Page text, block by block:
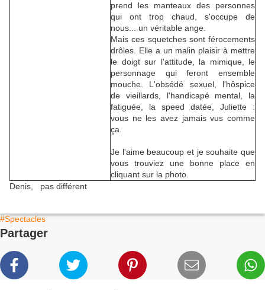
prend les manteaux des personnes
qui ont trop chaud, s'occupe de
nous... un véritable ange.
Mais ces squetches sont férocements
drôles. Elle a un malin plaisir à mettre
le doigt sur l'attitude, la mimique, le
personnage qui feront ensemble
mouche. L'obsédé sexuel, l'hôspice
de vieillards, l'handicapé mental, la
fatiguée, la speed datée, Juliette :
vous ne les avez jamais vus comme
ça.
Je l'aime beaucoup et je souhaite que
vous trouviez une bonne place en
cliquant sur la photo.
Denis, pas différent
#Spectacles
Partager